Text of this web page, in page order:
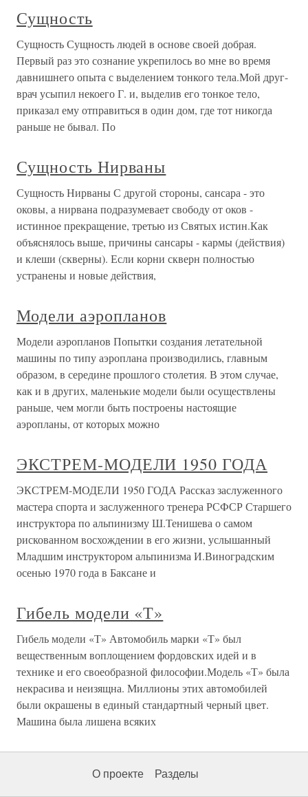
Сущность
Сущность Сущность людей в основе своей добрая.
Первый раз это сознание укрепилось во мне во время
давнишнего опыта с выделением тонкого тела.Мой друг-
врач усыпил некоего Г. и, выделив его тонкое тело,
приказал ему отправиться в один дом, где тот никогда
раньше не бывал. По
Сущность Нирваны
Сущность Нирваны С другой стороны, сансара - это
оковы, а нирвана подразумевает свободу от оков -
истинное прекращение, третью из Святых истин.Как
объяснялось выше, причины сансары - кармы (действия)
и клеши (скверны). Если корни скверн полностью
устранены и новые действия,
Модели аэропланов
Модели аэропланов Попытки создания летательной
машины по типу аэроплана производились, главным
образом, в середине прошлого столетия. В этом случае,
как и в других, маленькие модели были осуществлены
раньше, чем могли быть построены настоящие
аэропланы, от которых можно
ЭКСТРЕМ-МОДЕЛИ 1950 ГОДА
ЭКСТРЕМ-МОДЕЛИ 1950 ГОДА Рассказ заслуженного
мастера спорта и заслуженного тренера РСФСР Старшего
инструктора по альпинизму Ш.Тенишева о самом
рискованном восхождении в его жизни, услышанный
Младшим инструктором альпинизма И.Виноградским
осенью 1970 года в Баксане и
Гибель модели «Т»
Гибель модели «Т» Автомобиль марки «Т» был
вещественным воплощением фордовских идей и в
технике и его своеобразной философии.Модель «Т» была
некрасива и неизящна. Миллионы этих автомобилей
были окрашены в единый стандартный черный цвет.
Машина была лишена всяких
О проекте Разделы